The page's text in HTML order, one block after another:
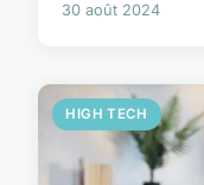
30 août 2024
HIGH TECH